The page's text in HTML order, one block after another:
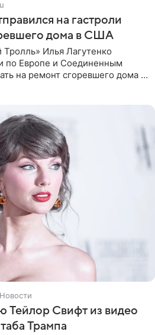
на гастроли
дома в США
Илья Лагутенко
по Европе и Соединенным
на ремонт сгоревшего дома в
Тейлор Свифт из видео
Трампа